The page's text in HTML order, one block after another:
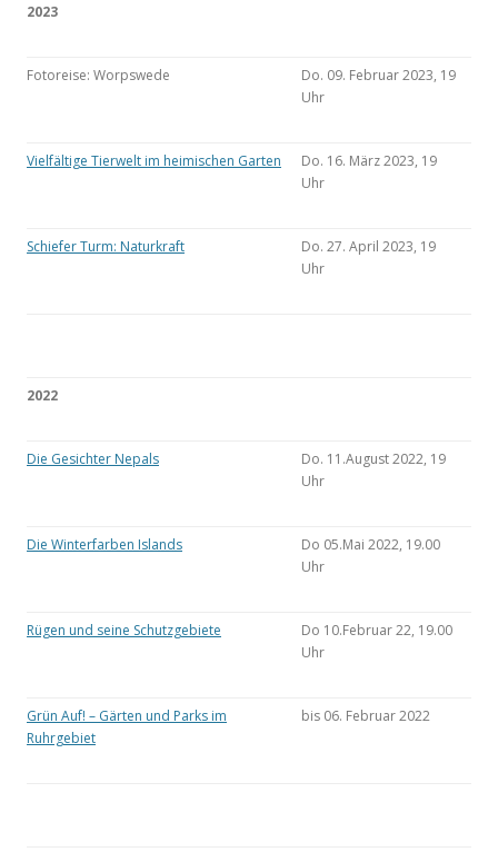
2023
Fotoreise: Worpswede
Do. 09. Februar 2023, 19
Uhr
Vielfältige Tierwelt im heimischen Garten
Do. 16. März 2023, 19
Uhr
Schiefer Turm: Naturkraft
Do. 27. April 2023, 19
Uhr
2022
Die Gesichter Nepals
Do. 11.August 2022, 19
Uhr
Die Winterfarben Islands
Do 05.Mai 2022, 19.00
Uhr
Rügen und seine Schutzgebiete
Do 10.Februar 22, 19.00
Uhr
Grün Auf! – Gärten und Parks im
Ruhrgebiet
bis 06. Februar 2022